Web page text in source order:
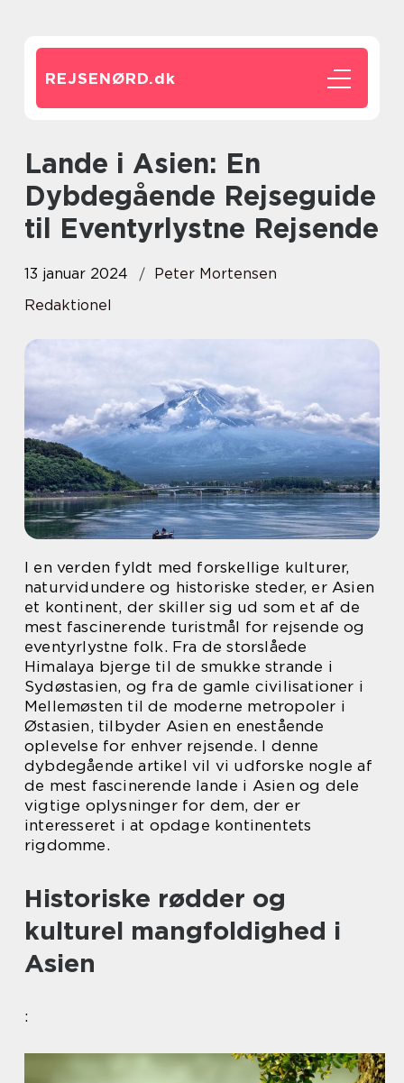
REJSENØRD.dk
Lande i Asien: En
Dybdegående Rejseguide
til Eventyrlystne Rejsende
13 januar 2024
Peter Mortensen
Redaktionel
I en verden fyldt med forskellige kulturer,
naturvidundere og historiske steder, er Asien
et kontinent, der skiller sig ud som et af de
mest fascinerende turistmål for rejsende og
eventyrlystne folk. Fra de storslåede
Himalaya bjerge til de smukke strande i
Sydøstasien, og fra de gamle civilisationer i
Mellemøsten til de moderne metropoler i
Østasien, tilbyder Asien en enestående
oplevelse for enhver rejsende. I denne
dybdegående artikel vil vi udforske nogle af
de mest fascinerende lande i Asien og dele
vigtige oplysninger for dem, der er
interesseret i at opdage kontinentets
rigdomme.
Historiske rødder og
kulturel mangfoldighed i
Asien
: